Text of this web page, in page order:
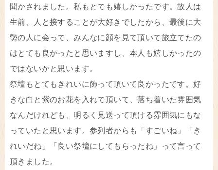
聞かされました。私もとても嬉しかったです。故人は
生前、人と接することが大好きでしたから、最後に大
勢の人に会って、みんなに顔を見て頂いて旅立てたの
はとても良かったと思いますし、本人も嬉しかったの
ではないかと思います。
祭壇もとてもきれいに飾って頂いて良かったです。好
きな白と紫のお花を入れて頂いて、落ち着いた雰囲気
なんだけれども、明るく見送って頂ける雰囲気にもな
っていたと思います。参列者からも「すごいね」「き
れいだね」「良い祭壇にしてもらったね」って言って
頂きました。